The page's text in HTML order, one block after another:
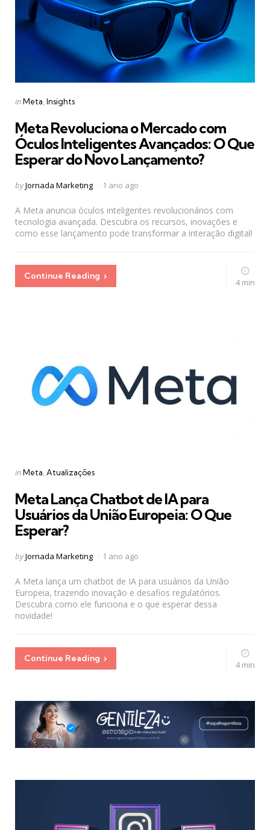
Categories
Posted
inMeta Insights
Meta Revoluciona o Mercado com
Óculos Inteligentes Avançados: O Que
Esperar do Novo Lançamento?
Posted
byJornada Marketing 1 ano ago
A Meta anuncia óculos inteligentes revolucionários com
tecnologia avançada. Descubra os recursos, inovações e
como esse lançamento pode transformar a interação digital!
Continue Reading
4 min
Categories
Posted
inMeta Atualizações
Meta Lança Chatbot de IA para
Usuários da União Europeia: O Que
Esperar?
Posted
byJornada Marketing 1 ano ago
A Meta lança um chatbot de IA para usuários da União
Europeia, trazendo inovação e desafios regulatórios.
Descubra como ele funciona e o que esperar dessa
novidade!
Continue Reading
4 min